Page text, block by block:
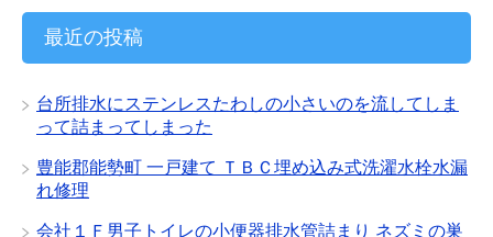
カ
ブ
最近の投稿
台所排水にステンレスたわしの小さいのを流してしま
って詰まってしまった
豊能郡能勢町 一戸建て ＴＢＣ埋め込み式洗濯水栓水漏
れ修理
会社１Ｆ男子トイレの小便器排水管詰まり ネズミの巣